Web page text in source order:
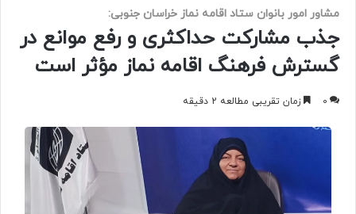
مشاور امور بانوان ستاد اقامه نماز خراسان جنوبی:
جذب مشارکت حداکثری و رفع موانع در
گسترش فرهنگ اقامه نماز مؤثر است
0 زمان تقریبی مطالعه 2 دقیقه